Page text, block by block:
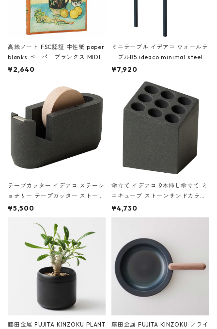
高級ノート FSC認証 中性紙 paper
blanks ペーパーブランクス MIDI
ハードカバー 罫線 ヴァン・ゴッホ
¥2,640
ミニテーブル イデアコ ウォールテ
ーブルB5 ideaco minimal steel f
urniture WALL Table B5 ネイビー
¥7,920
テープカッター イデアコ ステーシ
ョナリー テープカッター ストーン
サンドカラー 石調 ideaco Station
¥5,500
傘立て イデアコ 9本挿し傘立て ミ
ニキューブ ストーンサンドカラー
石調 ideaco Umbrella Stand CUB
E ストーンサンドブラック
¥4,730
藤田金属 FUJITA KINZOKU PLANT
藤田金属 FUJITA KINZOKU フライ